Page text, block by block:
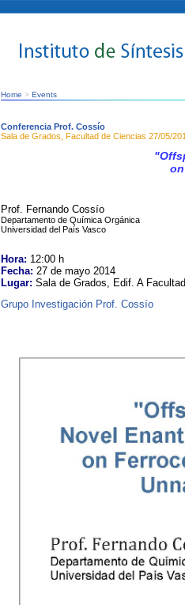
Home > Events
Conferencia Prof. Cossío
Sala de Grados, Facultad de Ciencias 27/05/
Prof. Fernando Cossío
Departamento de Química Orgánica
Universidad del País Vasco
Hora: 12:00 h
Fecha: 27 de mayo 2014
Lugar: Sala de Grados, Edif. A
Grupo Investigación Prof. Cossío